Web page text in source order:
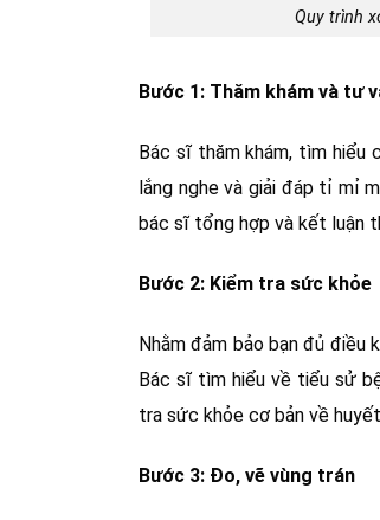
Quy trình
Bước 1: Thăm khám và tư
Bác sĩ thăm khám, tìm hiểu
lắng nghe và giải đáp tỉ mỉ
bác sĩ tổng hợp và kết luận
Bước 2: Kiểm tra sức khỏe
Nhằm đảm bảo bạn đủ
Bác sĩ tìm hiểu về tiểu sử
tra sức khỏe cơ bản về
Bước 3: Đo, vẽ vùng trán